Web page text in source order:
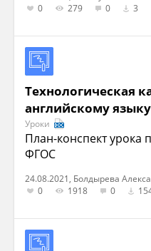
0
279 0 3
Технологическая
английскому языку
Уроки
План-конспект урока
ФГОС
24.08.2021, Болдырева
0
1918 0